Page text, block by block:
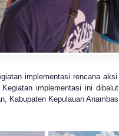
implementasi rencana
implementasi ini
Kabupaten Kepulauan Anambas.